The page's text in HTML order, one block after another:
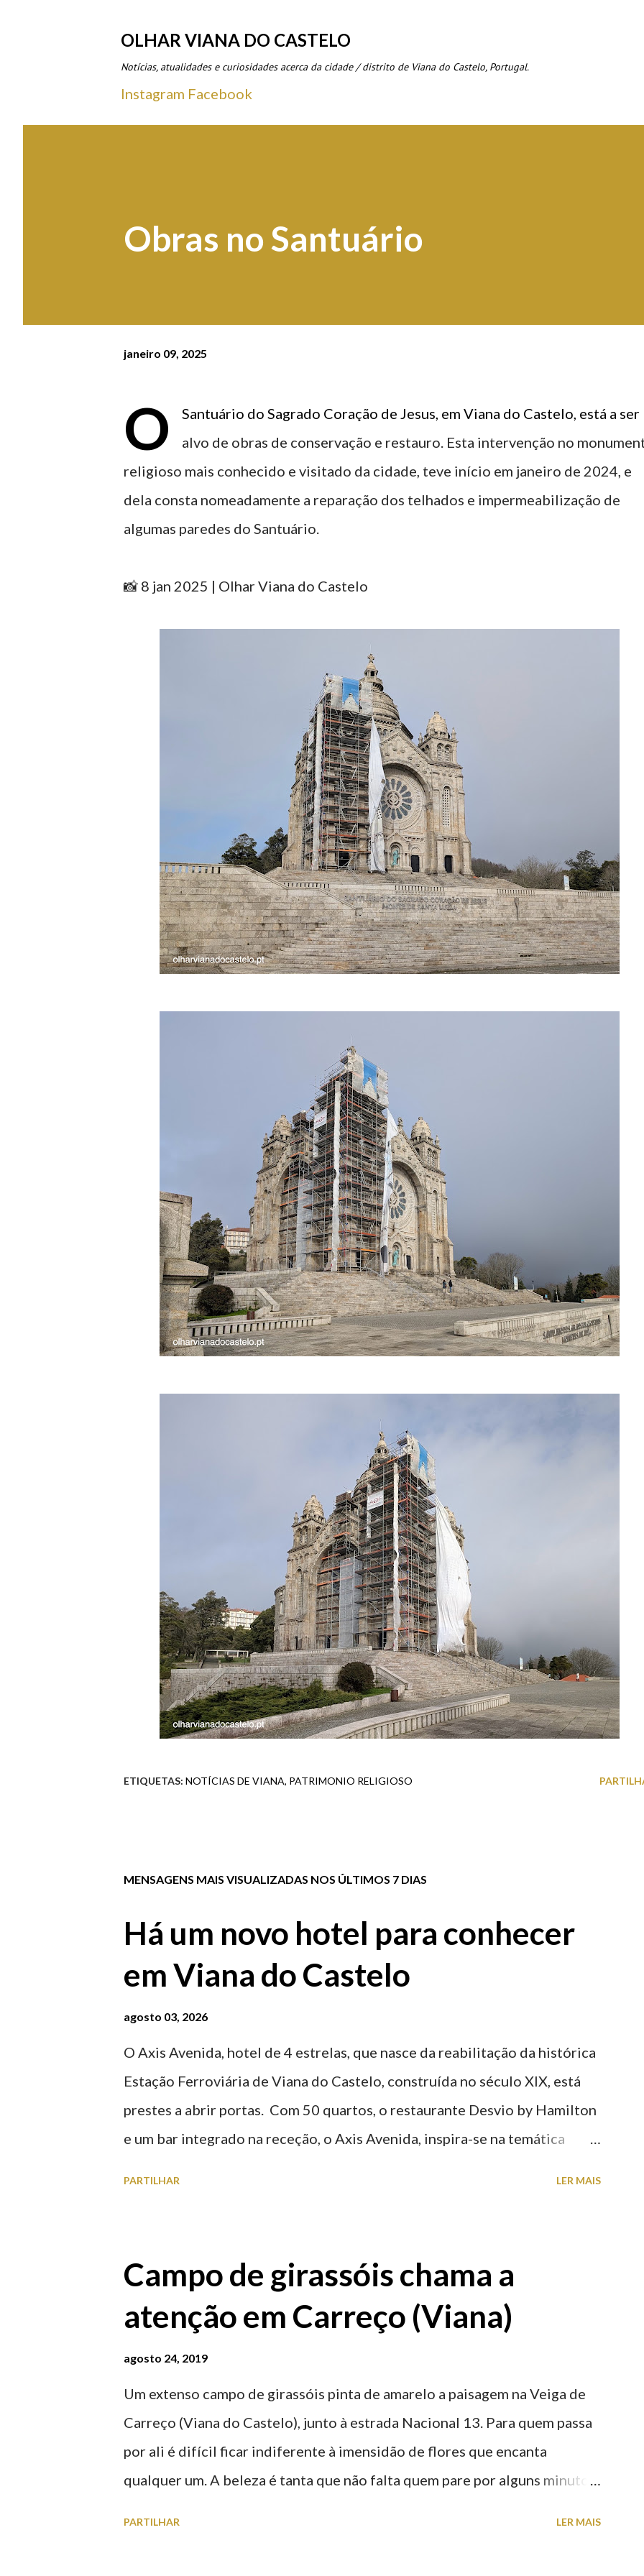
OLHAR VIANA DO CASTELO
Notícias, atualidades e curiosidades acerca da cidade / distrito de Viana do Castelo, Portugal.
Instagram Facebook
Obras no Santuário
janeiro 09, 2025
O
Santuário do Sagrado Coração de Jesus, em Viana do Castelo, está a ser
alvo de obras de conservação e restauro. Esta intervenção no
religioso mais conhecido e visitado da cidade, teve início em janeiro de 2024, e
dela consta nomeadamente a reparação dos telhados e impermeabilização de
algumas paredes do Santuário.
📸 8 jan 2025 | Olhar Viana do Castelo
ETIQUETAS: NOTÍCIAS DE VIANA PATRIMONIO RELIGIOSO
MENSAGENS MAIS VISUALIZADAS NOS ÚLTIMOS 7 DIAS
Há um novo hotel para conhecer
em Viana do Castelo
agosto 03, 2026
O Axis Avenida, hotel de 4 estrelas, que nasce da reabilitação da histórica
Estação Ferroviária de Viana do Castelo, construída no século XIX, está
prestes a abrir portas. Com 50 quartos, o restaurante Desvio by Hamilton
e um bar integrado na receção, o Axis Avenida, inspira-se na temática
PARTILHAR LER MAIS
Campo de girassóis chama a
atenção em Carreço (Viana)
agosto 24, 2019
Um extenso campo de girassóis pinta de amarelo a paisagem na Veiga de
Carreço (Viana do Castelo), junto à estrada Nacional 13. Para quem passa
por ali é difícil ficar indiferente à imensidão de flores que encanta
qualquer um. A beleza é tanta que não falta quem pare por alguns minutos
PARTILHAR LER MAIS